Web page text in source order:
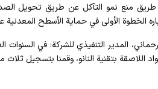
منع نمو التآكل عن طريق تحويل
الخطوة الأولى في حماية الأسطح المعدنية
اللاصقة بتقنية النانو، وقمنا بتسجيل